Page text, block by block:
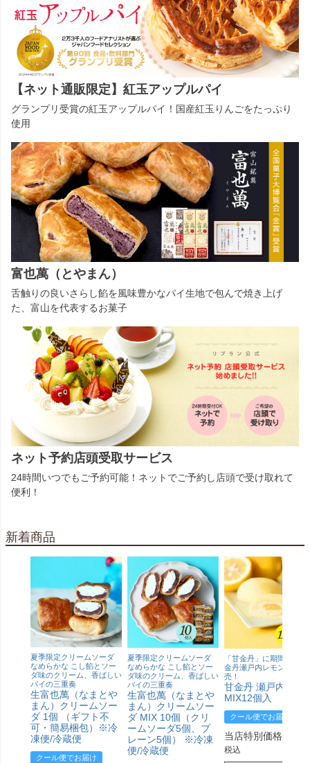
【ネット通販限定】紅玉アップルパイ
グランプリ受賞の紅玉アップルパイ！国産紅玉りんごをたっぷり
使用
富也萬（とやまん）
舌触りの良いさらし餡を風味豊かなパイ生地で包んで焼き上げ
た、富山を代表するお菓子
ネット予約店頭受取サービス
24時間いつでもご予約可能！ネットでご予約し店頭で受け取れて
便利！
新着商品
夏季限定クリームソーダ
なめらかな こし餡とソー
ダ味のクリーム、香ばしい
パイの三重奏
生富也萬（なまとや
まん）クリームソー
ダ 1個 （ギフト不
可・簡易梱包）※冷
凍便/冷蔵便
クール便でお届け
夏季限定クリームソーダ
なめらかな こし餡とソー
ダ味のクリーム、香ばしい
パイの三重奏
生富也萬（なまとや
まん）クリームソー
ダ MIX 10個（クリ
ームソーダ5個、プ
レーン5個） ※冷凍
便/冷蔵便
「甘金丹」に期間限定「
金丹瀬戸内レモン」が発
売！
甘金丹 瀬戸内レモ
MIX12個入
クール便でお届け
当店特別価格
税込